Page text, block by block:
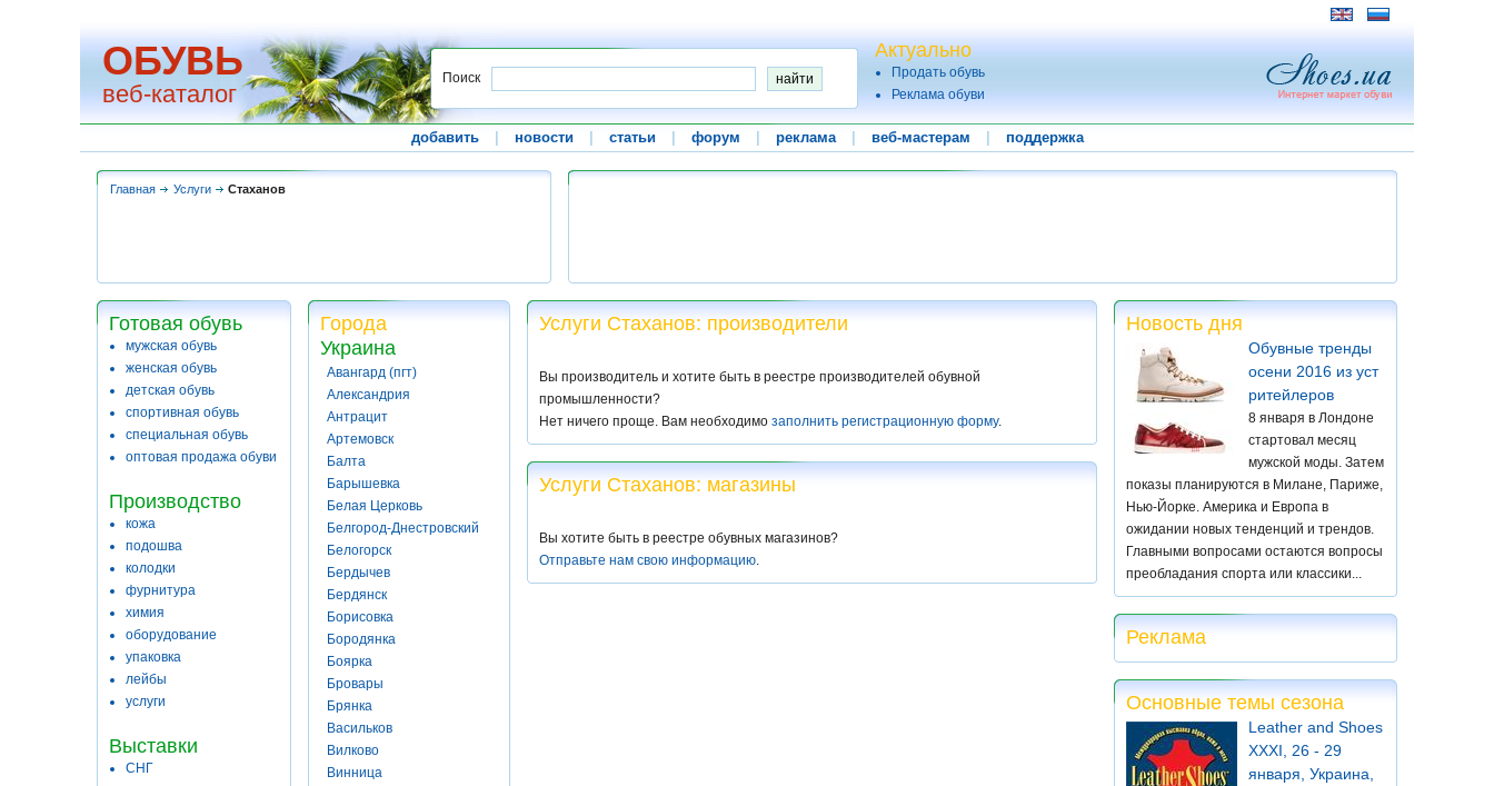
ОБУВЬ
веб-каталог
Поиск
Актуально
Продать обувь
Реклама обуви
добавить новости статьи форум реклама веб-мастерам поддержка
Главная Услуги Стаханов
Готовая обувь
мужская обувь
женская обувь
детская обувь
спортивная обувь
специальная обувь
оптовая продажа обуви
Производство
кожа
подошва
колодки
фурнитура
химия
оборудование
упаковка
лейбы
услуги
Выставки
СНГ
Города
Украина
Авангард (пгт)
Александрия
Антрацит
Артемовск
Балта
Барышевка
Белая Церковь
Белгород-Днестровский
Белогорск
Бердычев
Бердянск
Борисовка
Бородянка
Боярка
Бровары
Брянка
Васильков
Вилково
Винница
Услуги Стаханов: производители
Вы производитель и хотите быть в реестре производителей обувной
промышленности?
Нет ничего проще. Вам необходимо заполнить регистрационную форму.
Услуги Стаханов: магазины
Вы хотите быть в реестре обувных магазинов?
Отправьте нам свою информацию.
Новость дня
Обувные тренды
осени 2016 из уст
ритейлеров
8 января в Лондоне
стартовал месяц
мужской моды. Затем
показы планируются в Милане, Париже,
Нью-Йорке. Америка и Европа в
ожидании новых тенденций и трендов.
Главными вопросами остаются вопросы
преобладания спорта или классики...
Реклама
Основные темы сезона
Leather and Shoes
XXXI, 26 - 29
января, Украина,